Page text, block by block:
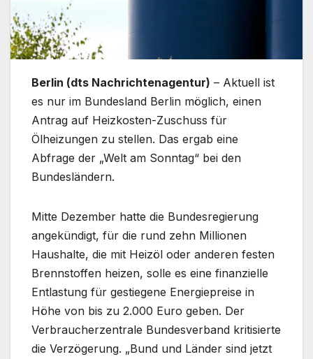
Berlin (dts Nachrichtenagentur) – Aktuell ist
es nur im Bundesland Berlin möglich, einen
Antrag auf Heizkosten-Zuschuss für
Ölheizungen zu stellen. Das ergab eine
Abfrage der „Welt am Sonntag“ bei den
Bundesländern.
Mitte Dezember hatte die Bundesregierung
angekündigt, für die rund zehn Millionen
Haushalte, die mit Heizöl oder anderen festen
Brennstoffen heizen, solle es eine finanzielle
Entlastung für gestiegene Energiepreise in
Höhe von bis zu 2.000 Euro geben. Der
Verbraucherzentrale Bundesverband kritisierte
die Verzögerung. „Bund und Länder sind jetzt